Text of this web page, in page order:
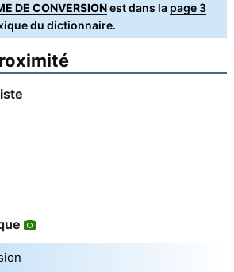
DE CONVERSIONest dans la page 3
du dictionnaire.